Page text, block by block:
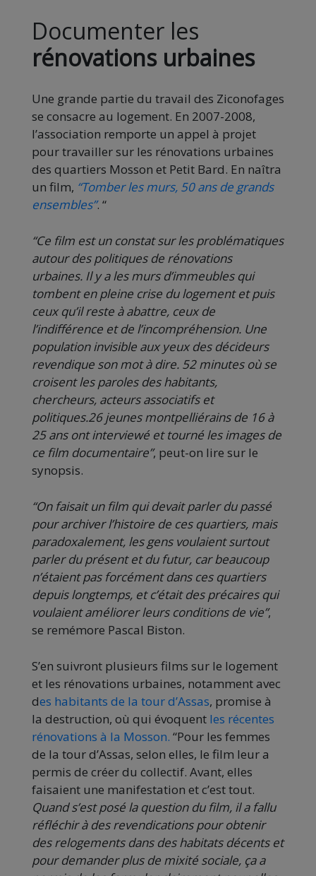
Documenter les
rénovations urbaines
Une grande partie du travail des Ziconofages
se consacre au logement. En 2007-2008,
l’association remporte un appel à projet
pour travailler sur les rénovations urbaines
des quartiers Mosson et Petit Bard. En naîtra
un film, “Tomber les murs, 50 ans de grands
ensembles”. “
“Ce film est un constat sur les problématiques
autour des politiques de rénovations
urbaines. Il y a les murs d’immeubles qui
tombent en pleine crise du logement et puis
ceux qu’il reste à abattre, ceux de
l’indifférence et de l’incompréhension. Une
population invisible aux yeux des décideurs
revendique son mot à dire. 52 minutes où se
croisent les paroles des habitants,
chercheurs, acteurs associatifs et
politiques.26 jeunes montpelliérains de 16 à
25 ans ont interviewé et tourné les images de
ce film documentaire”, peut-on lire sur le
synopsis.
“On faisait un film qui devait parler du passé
pour archiver l’histoire de ces quartiers, mais
paradoxalement, les gens voulaient surtout
parler du présent et du futur, car beaucoup
n’étaient pas forcément dans ces quartiers
depuis longtemps, et c’était des précaires qui
voulaient améliorer leurs conditions de vie”,
se remémore Pascal Biston.
S’en suivront plusieurs films sur le logement
et les rénovations urbaines, notamment avec
des habitants de la tour d’Assas, promise à
la destruction, où qui évoquent les récentes
rénovations à la Mosson. “Pour les femmes
de la tour d’Assas, selon elles, le film leur a
permis de créer du collectif. Avant, elles
faisaient une manifestation et c’est tout.
Quand s’est posé la question du film, il a fallu
réfléchir à des revendications pour obtenir
des relogements dans des habitats décents et
pour demander plus de mixité sociale, ça a